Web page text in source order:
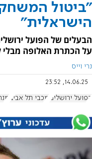
"ביטול
הישראלית"
הבעלים של הפועל
על הכתרת האלופה
נרי וייס
14.06.25, 23:52
הפועל ירושלים מכבי תל אביב